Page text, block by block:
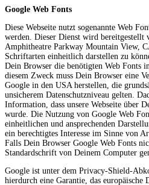
Google Web Fonts
Diese Webseite nutzt sogenannte Web
werden. Dieser Dienst wird bereitgestellt
Amphitheatre Parkway Mountain View,
Schriftarten einheitlich darstellen zu
Dein Browser die benötigten Web Fonts
diesem Zweck muss Dein Browser eine
Google in den USA herstellen, die
unsicherem Datenschutzniveau gelten.
Information, dass unsere Webseite über
wurde. Die Nutzung von Google Web
einheitlichen und ansprechenden
ein berechtigtes Interesse im Sinne von
Falls Dein Browser Google Web Fonts
Standardschrift von Deinem Computer
Google ist unter dem Privacy-Shield-
hierdurch eine Garantie, das europäische